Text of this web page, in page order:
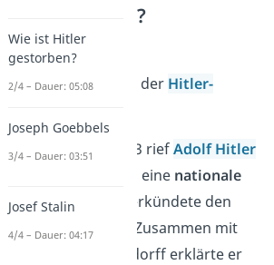
Was ist passiert?
Eine der Folgen der
Unzufriedenheit
war der Hitler-
Am 8. November 1923 riefAdolf Hitler
, Mitglied der NSDAP, eine nationale
Revolutionaus. Er verkündete den
„Marsch auf Berlin“. Zusammen mit
General Erich Ludendorff erklärte er
Wie ist Hitler
gestorben?
2/4 – Dauer: 05:08
Joseph Goebbels
3/4 – Dauer: 03:51
Josef Stalin
4/4 – Dauer: 04:17